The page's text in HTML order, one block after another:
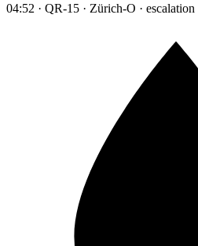
04:52 · QR-15 · Zürich-O · escalation